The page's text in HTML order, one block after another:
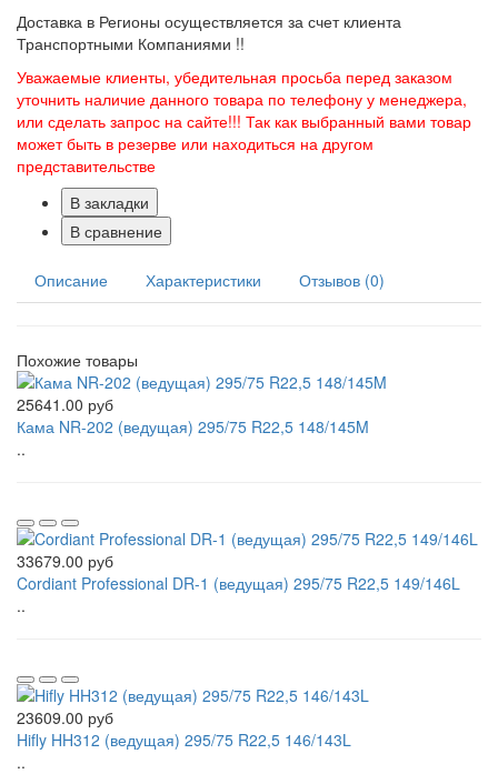
Доставка в Регионы осуществляется за счет клиента
Транспортными Компаниями !!
Уважаемые клиенты, убедительная просьба перед заказом
уточнить наличие данного товара по телефону у менеджера,
или сделать запрос на сайте!!! Так как выбранный вами товар
может быть в резерве или находиться на другом
представительстве
В закладки
В сравнение
Описание Характеристики Отзывов (0)
Похожие товары
25641.00 руб
Кама NR-202 (ведущая) 295/75 R22,5 148/145M
..
33679.00 руб
Cordiant Professional DR-1 (ведущая) 295/75 R22,5 149/146L
..
23609.00 руб
Hifly HH312 (ведущая) 295/75 R22,5 146/143L
..